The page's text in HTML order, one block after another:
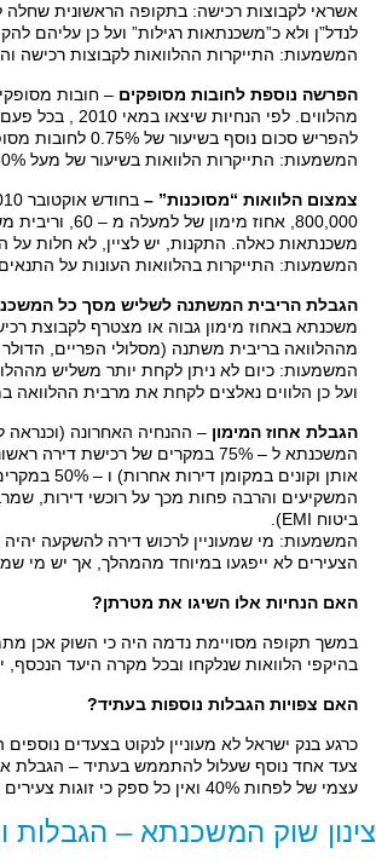
אשראי לקבוצות רכישה: בתקופה הראשונית שחלה
לנדל”ן ולא כ”משכנתאות רגילות” ועל כן עליהם
המשמעות: התייקרות ההלוואות לקבוצות רכישה
הפרשה נוספת לחובות מסופקים – חובות
להפריש סכום נוסף בשיעור של 0.75% לחובות מסופקים.
המשמעות: התייקרות הלוואות בשיעור של מעל 60% מימון.
צמצום הלוואות “מסוכנות” –
משכנתאות כאלה. התקנות, יש לציין, לא חלות על
המשמעות: התייקרות בהלוואות העונות על התנאים
הגבלת הריבית המשתנה לשליש מסך כל
מההלוואה בריבית משתנה (מסלולי הפריים,
המשמעות: כיום לא ניתן לקחת יותר משליש
ועל כן הלווים נאלצים לקחת את מרבית ההלוואה
הגבלת אחוז המימון
אותן
ביטוח EMI).
הצעירים לא ייפגעו במיוחד מהמהלך, אך יש מי
האם הנחיות אלו השיגו את מטרתן?
בהיקפי הלוואות שנלקחו ובכל מקרה היעד הנכסף,
האם צפויות הגבלות נוספות בעתיד?
כרגע בנק ישראל לא מעוניין לנקוט בצעדים
עצמי של לפחות 40% ואין כל ספק כי זוגות צעירים ואנשים מהמעמד הבינוני – נמוך יתקשו בכך מאוד.
צינון שוק המשכנתא – הגבלות